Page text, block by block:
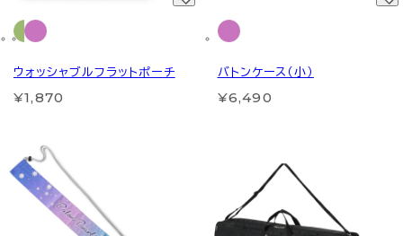
ウォッシャブルフラットポーチ
¥1,870
バトンケース（小）
¥6,490